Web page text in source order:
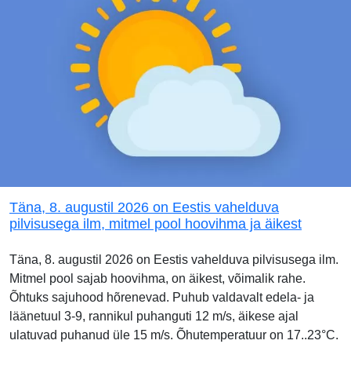
Täna, 8. augustil 2026 on Eestis vahelduva
pilvisusega ilm, mitmel pool hoovihma ja äikest
Täna, 8. augustil 2026 on Eestis vahelduva pilvisusega ilm.
Mitmel pool sajab hoovihma, on äikest, võimalik rahe.
Õhtuks sajuhood hõrenevad. Puhub valdavalt edela- ja
läänetuul 3-9, rannikul puhanguti 12 m/s, äikese ajal
ulatuvad puhanud üle 15 m/s. Õhutemperatuur on 17..23°C.